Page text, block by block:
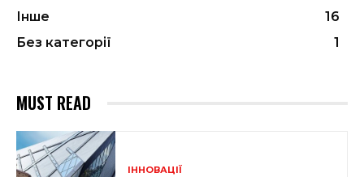
Інше
16
Без категорії
1
MUST READ
ІННОВАЦІЇ